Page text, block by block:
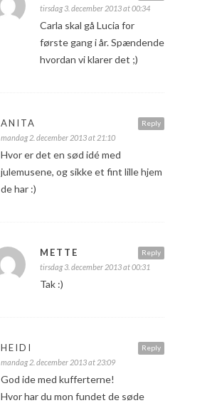
tirsdag 3. december 2013 at 00:34
Carla skal gå Lucia for
første gang i år. Spændende
hvordan vi klarer det ;)
Reply
ANITA
mandag 2. december 2013 at 21:10
Hvor er det en sød idé med
julemusene, og sikke et fint lille hjem
de har :)
Reply
METTE
tirsdag 3. december 2013 at 00:31
Tak :)
Reply
HEIDI
mandag 2. december 2013 at 23:09
God ide med kufferterne!
Hvor har du mon fundet de søde